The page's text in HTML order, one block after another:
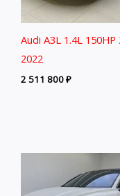
Audi A3L 1.4L 150HP
2022
2 511 800₽